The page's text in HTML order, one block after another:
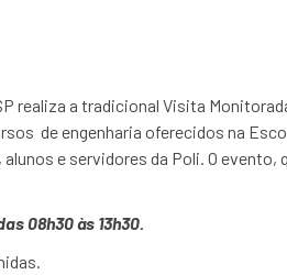
realiza a tradicional Visita
de engenharia oferecidos na
e servidores da Poli. O evento,
08h30 às 13h30.